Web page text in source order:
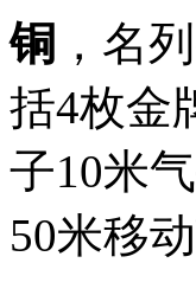
铜 ，名
括4枚金
子10米
50米移